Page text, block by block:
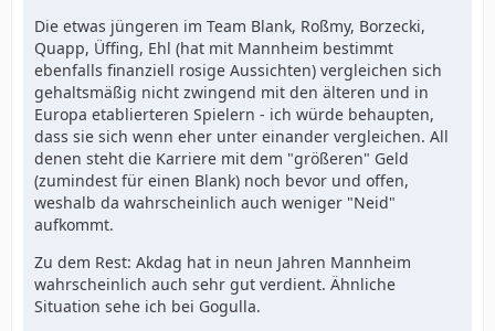
Die etwas jüngeren im Team Blank, Roßmy, Borzecki,
Quapp, Üffing, Ehl (hat mit Mannheim bestimmt
ebenfalls finanziell rosige Aussichten) vergleichen sich
gehaltsmäßig nicht zwingend mit den älteren und in
Europa etablierteren Spielern - ich würde behaupten,
dass sie sich wenn eher unter einander vergleichen. All
denen steht die Karriere mit dem "größeren" Geld
(zumindest für einen Blank) noch bevor und offen,
weshalb da wahrscheinlich auch weniger "Neid"
aufkommt.
Zu dem Rest: Akdag hat in neun Jahren Mannheim
wahrscheinlich auch sehr gut verdient. Ähnliche
Situation sehe ich bei Gogulla.